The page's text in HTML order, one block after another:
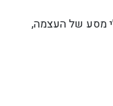
מסע של העצמה,